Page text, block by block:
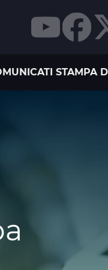
STAMPA